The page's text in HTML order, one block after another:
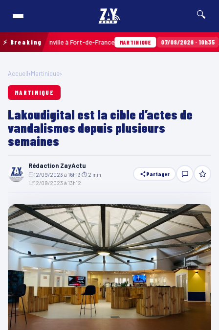
🔍
⚡ Breaking
Sainville à Fort-de-France MARTINIQUE 07/08/2026 · 10h35 Airbags
Accueil›Martinique›
MARTINIQUE
Lakoudigital est la cible d’actes de
vandalismes depuis plusieurs
semaines
Rédaction ZayActu
12/09/2023 à 16h13 ⏱ 2 min
12/09/2023 à 13h12
Partager